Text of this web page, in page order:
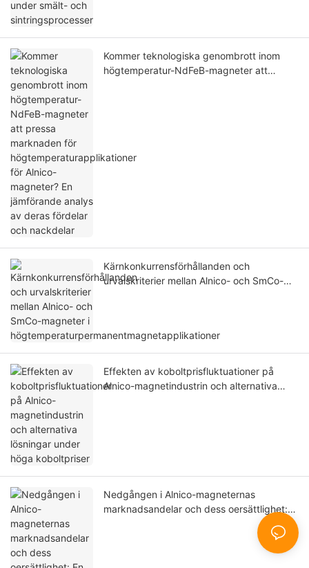
Kommer teknologiska genombrott inom
högtemperatur-NdFeB-magneter att
Kärnkonkurrensförhållanden och
urvalskriterier mellan Alnico- och SmCo-
Effekten av koboltprisfluktuationer på
Alnico-magnetindustrin och alternativa
Nedgången i Alnico-magneternas
marknadsandelar och dess oersättlighet: